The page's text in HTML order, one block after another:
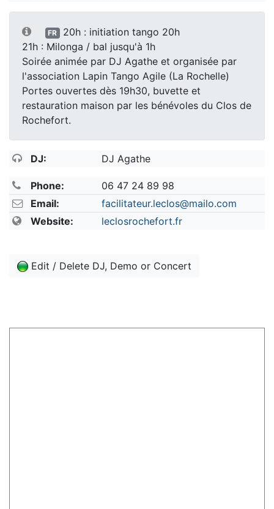
FR
20h : initiation tango 20h
21h : Milonga / bal jusqu'à 1h
Soirée animée par DJ Agathe et organisée par
l'association Lapin Tango Agile (La Rochelle)
Portes ouvertes dès 19h30, buvette et
restauration maison par les bénévoles du Clos de
Rochefort.
DJ: DJ Agathe
Phone:
06 47 24 89 98
Email:
facilitateur.leclos@mailo.com
Website:
leclosrochefort.fr
Edit / Delete DJ, Demo or Concert